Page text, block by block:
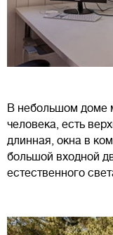
В небольшом доме
человека, есть
длинная, окна в
большой входной
естественного